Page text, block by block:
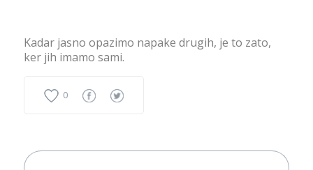
Kadar jasno opazimo napake drugih, je to zato,
ker jih imamo sami.
0